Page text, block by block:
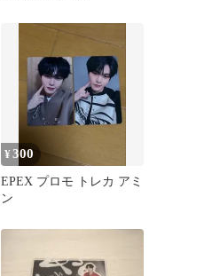
¥300
EPEX プロモ トレカ アミ
ン